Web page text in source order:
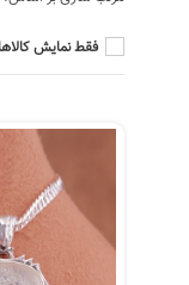
فقط نمایش